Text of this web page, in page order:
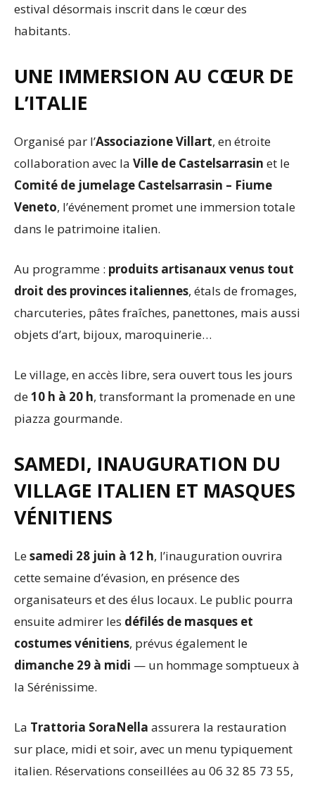
estival désormais inscrit dans le cœur des
habitants.
UNE IMMERSION AU CŒUR DE
L’ITALIE
Organisé par l’Associazione Villart, en étroite
collaboration avec la Ville de Castelsarrasin et le
Comité de jumelage Castelsarrasin – Fiume
Veneto, l’événement promet une immersion totale
dans le patrimoine italien.
Au programme : produits artisanaux venus tout
droit des provinces italiennes, étals de fromages,
charcuteries, pâtes fraîches, panettones, mais aussi
objets d’art, bijoux, maroquinerie…
Le village, en accès libre, sera ouvert tous les jours
de10 h à 20 h, transformant la promenade en une
piazza gourmande.
SAMEDI, INAUGURATION DU
VILLAGE ITALIEN ET MASQUES
VÉNITIENS
Lesamedi 28 juin à 12 h, l’inauguration ouvrira
cette semaine d’évasion, en présence des
organisateurs et des élus locaux. Le public pourra
ensuite admirer les défilés de masques et
costumes vénitiens, prévus également le
dimanche 29 à midi — un hommage somptueux à
la Sérénissime.
La Trattoria SoraNella assurera la restauration
sur place, midi et soir, avec un menu typiquement
italien. Réservations conseillées au 06 32 85 73 55,